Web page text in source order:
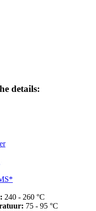
details:
240 - 260 °C
75 - 95 °C